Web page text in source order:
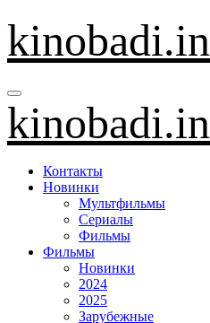
Перейти
содержанию
kinobadi.in
kinobadi.in
Контакты
Новинки
Мультфильмы
Сериалы
Фильмы
Фильмы
Новинки
2024
2025
Зарубежные